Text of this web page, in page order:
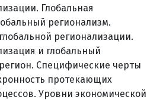
Глобальная
регионализм.
регионализации.
и глобальный
Специфические черты
протекающих
Уровни экономической